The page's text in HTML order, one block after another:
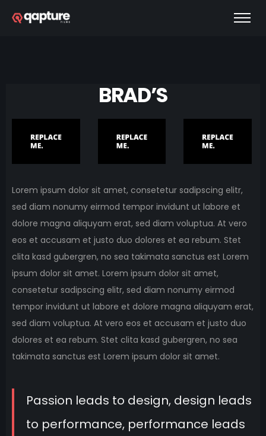
BRAD’S
Lorem ipsum dolor sit amet, consetetur sadipscing elitr,
sed diam nonumy eirmod tempor invidunt ut labore et
dolore magna aliquyam erat, sed diam voluptua. At vero
eos et accusam et justo duo dolores et ea rebum. Stet
clita kasd gubergren, no sea takimata sanctus est Lorem
ipsum dolor sit amet. Lorem ipsum dolor sit amet,
consetetur sadipscing elitr, sed diam nonumy eirmod
tempor invidunt ut labore et dolore magna aliquyam erat,
sed diam voluptua. At vero eos et accusam et justo duo
dolores et ea rebum. Stet clita kasd gubergren, no sea
takimata sanctus est Lorem ipsum dolor sit amet.
Passion leads to design, design leads
to performance, performance leads